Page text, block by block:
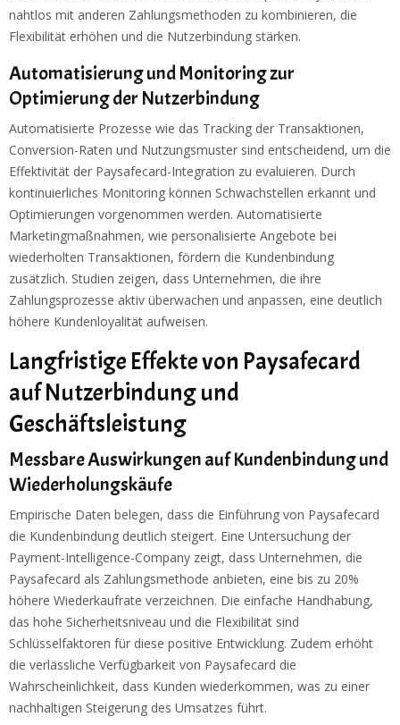
nahtlos mit anderen Zahlungsmethoden zu kombinieren, die
Flexibilität erhöhen und die Nutzerbindung stärken.
Automatisierung und Monitoring zur
Optimierung der Nutzerbindung
Automatisierte Prozesse wie das Tracking der Transaktionen,
Conversion-Raten und Nutzungsmuster sind entscheidend, um die
Effektivität der Paysafecard-Integration zu evaluieren. Durch
kontinuierliches Monitoring können Schwachstellen erkannt und
Optimierungen vorgenommen werden. Automatisierte
Marketingmaßnahmen, wie personalisierte Angebote bei
wiederholten Transaktionen, fördern die Kundenbindung
zusätzlich. Studien zeigen, dass Unternehmen, die ihre
Zahlungsprozesse aktiv überwachen und anpassen, eine deutlich
höhere Kundenloyalität aufweisen.
Langfristige Effekte von Paysafecard
auf Nutzerbindung und
Geschäftsleistung
Messbare Auswirkungen auf Kundenbindung und
Wiederholungskäufe
Empirische Daten belegen, dass die Einführung von Paysafecard
die Kundenbindung deutlich steigert. Eine Untersuchung der
Payment-Intelligence-Company zeigt, dass Unternehmen, die
Paysafecard als Zahlungsmethode anbieten, eine bis zu 20%
höhere Wiederkaufrate verzeichnen. Die einfache Handhabung,
das hohe Sicherheitsniveau und die Flexibilität sind
Schlüsselfaktoren für diese positive Entwicklung. Zudem erhöht
die verlässliche Verfügbarkeit von Paysafecard die
Wahrscheinlichkeit, dass Kunden wiederkommen, was zu einer
nachhaltigen Steigerung des Umsatzes führt.